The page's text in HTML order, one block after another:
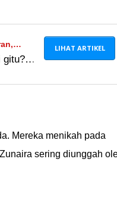
gitu?
LIHAT ARTIKEL
Mereka menikah pada
sering diunggah